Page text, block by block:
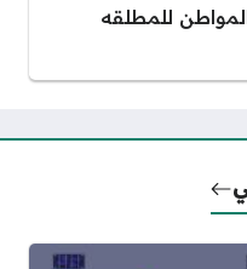
للمطلقه